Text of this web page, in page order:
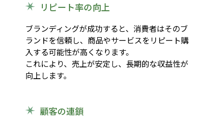
リピート率の向上
ブランディングが成功すると、消費者はそのブ
ランドを信頼し、商品やサービスをリピート購
入する可能性が高くなります。
これにより、売上が安定し、長期的な収益性が
向上します。
顧客の連鎖